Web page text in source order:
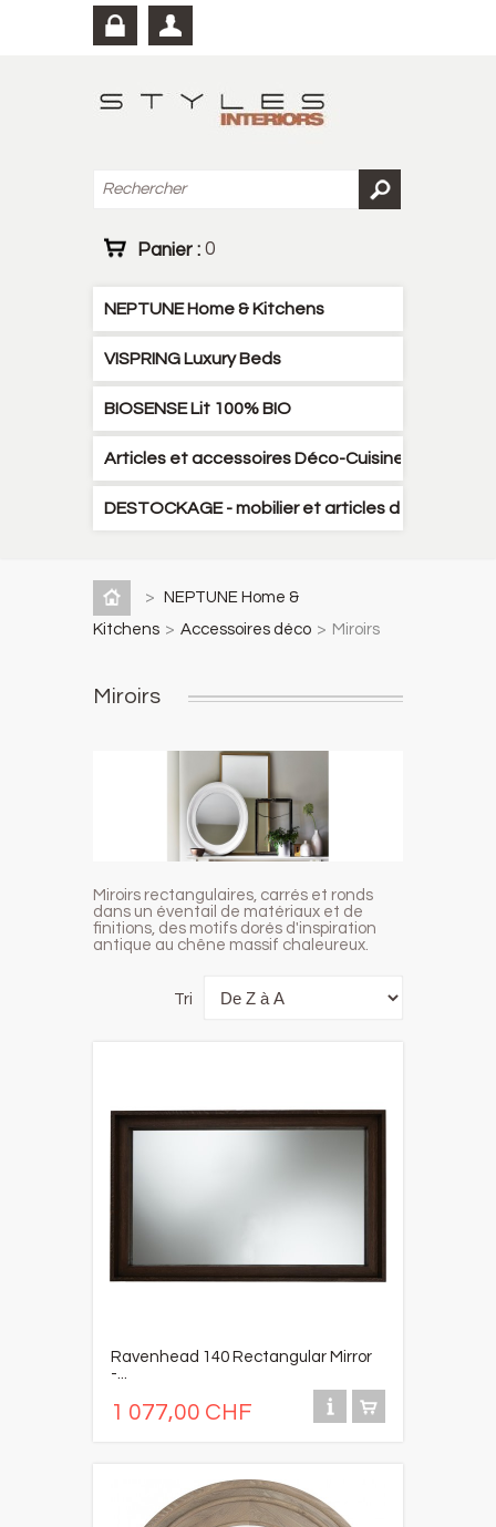
Panier : 0
NEPTUNE Home & Kitchens
VISPRING Luxury Beds
BIOSENSE Lit 100% BIO
Articles et accessoires Déco-Cuisine-Literies
DESTOCKAGE - mobilier et articles décoration
>
NEPTUNE Home &
Kitchens > Accessoires déco > Miroirs
Miroirs
Miroirs rectangulaires, carrés et ronds
dans un éventail de matériaux et de
finitions, des motifs dorés d'inspiration
antique au chêne massif chaleureux.
Tri
Ravenhead 140 Rectangular Mirror
-...
1 077,00 CHF